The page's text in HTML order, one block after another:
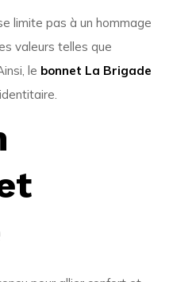
limite pas à un hommage
valeurs telles que
le bonnet La Brigade